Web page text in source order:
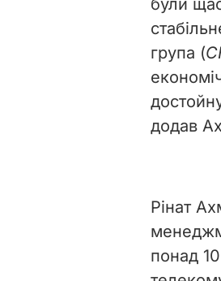
група (
додав
Рінат
понад